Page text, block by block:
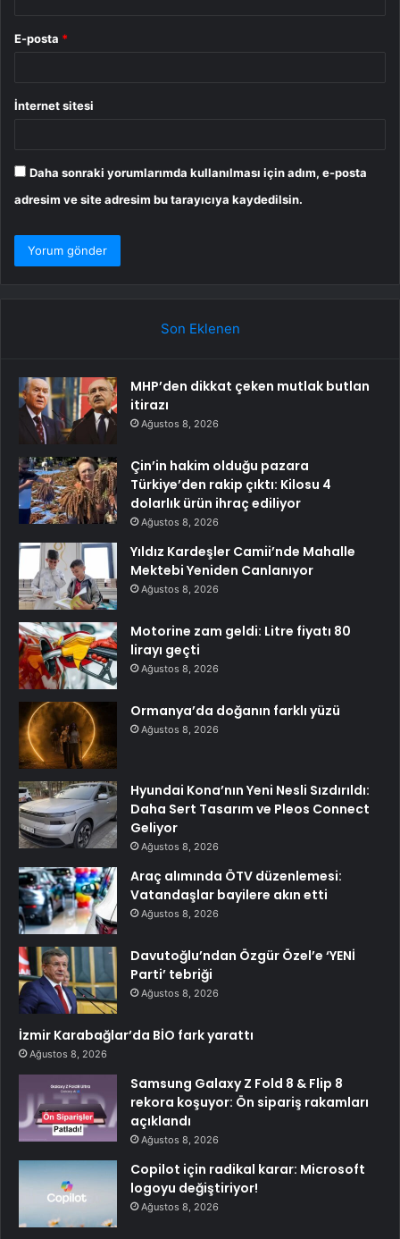
E-posta *
İnternet sitesi
Daha sonraki yorumlarımda kullanılması için adım, e-posta
adresim ve site adresim bu tarayıcıya kaydedilsin.
Son Eklenen
MHP’den dikkat çeken mutlak butlan
itirazı
Ağustos 8, 2026
Çin’in hakim olduğu pazara
Türkiye’den rakip çıktı: Kilosu 4
dolarlık ürün ihraç ediliyor
Ağustos 8, 2026
Yıldız Kardeşler Camii’nde Mahalle
Mektebi Yeniden Canlanıyor
Ağustos 8, 2026
Motorine zam geldi: Litre fiyatı 80
lirayı geçti
Ağustos 8, 2026
Ormanya’da doğanın farklı yüzü
Ağustos 8, 2026
Hyundai Kona’nın Yeni Nesli Sızdırıldı:
Daha Sert Tasarım ve Pleos Connect
Geliyor
Ağustos 8, 2026
Araç alımında ÖTV düzenlemesi:
Vatandaşlar bayilere akın etti
Ağustos 8, 2026
Davutoğlu’ndan Özgür Özel’e ‘YENİ
Parti’ tebriği
Ağustos 8, 2026
İzmir Karabağlar’da BİO fark yarattı
Ağustos 8, 2026
Samsung Galaxy Z Fold 8 & Flip 8
rekora koşuyor: Ön sipariş rakamları
açıklandı
Ağustos 8, 2026
Copilot için radikal karar: Microsoft
logoyu değiştiriyor!
Ağustos 8, 2026